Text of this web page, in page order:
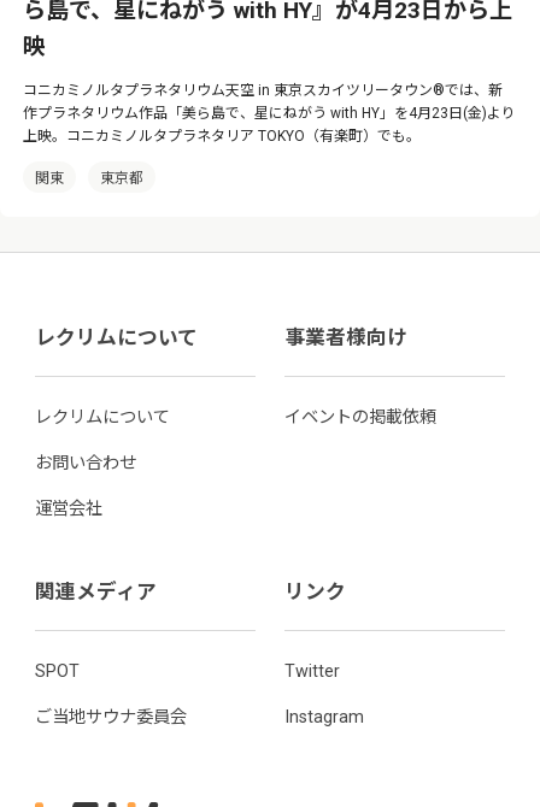
ら島で、星にねがう with HY』が4月23日から上
映
コニカミノルタプラネタリウム天空 in 東京スカイツリータウン®では、新
作プラネタリウム作品「美ら島で、星にねがう with HY」を4月23日(金)より
上映。コニカミノルタプラネタリア TOKYO（有楽町）でも。
関東 東京都
レクリムについて
レクリムについて
お問い合わせ
運営会社
事業者様向け
イベントの掲載依頼
関連メディア
SPOT
ご当地サウナ委員会
リンク
Twitter
Instagram